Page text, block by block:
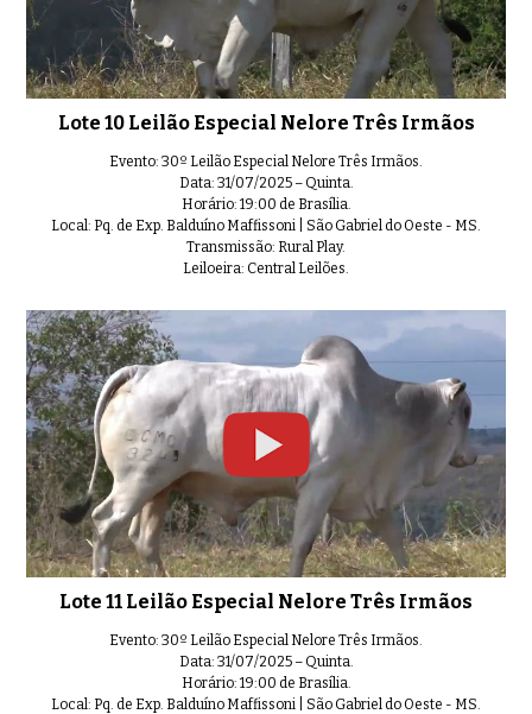
Lote 10 Leilão Especial Nelore Três Irmãos
Evento: 30º Leilão Especial Nelore Três Irmãos.
Data: 31/07/2025 – Quinta.
Horário: 19:00 de Brasília.
Local: Pq. de Exp. Balduíno Maffissoni | São Gabriel do Oeste - MS.
Transmissão: Rural Play.
Leiloeira: Central Leilões.
Lote 11 Leilão Especial Nelore Três Irmãos
Evento: 30º Leilão Especial Nelore Três Irmãos.
Data: 31/07/2025 – Quinta.
Horário: 19:00 de Brasília.
Local: Pq. de Exp. Balduíno Maffissoni | São Gabriel do Oeste - MS.